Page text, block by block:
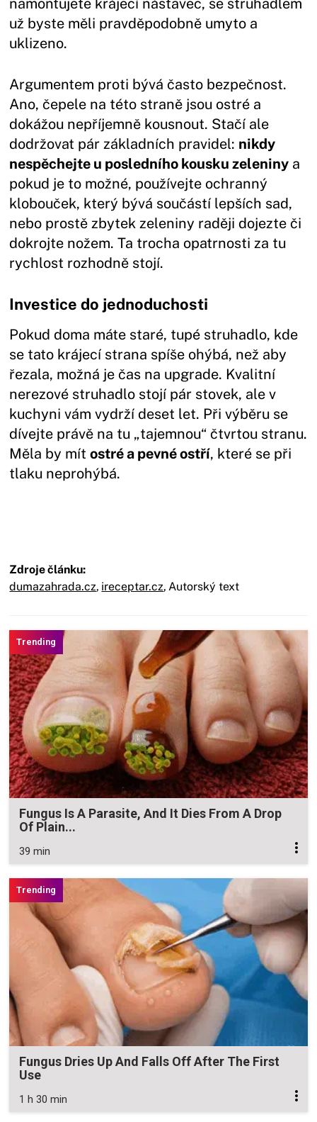
namontujete krájecí nástavec, se struhadlem
už byste měli pravděpodobně umyto a
uklizeno.
Argumentem proti bývá často bezpečnost.
Ano, čepele na této straně jsou ostré a
dokážou nepříjemně kousnout. Stačí ale
dodržovat pár základních pravidel: nikdy
nespěchejte u posledního kousku zeleniny a
pokud je to možné, používejte ochranný
klobouček, který bývá součástí lepších sad,
nebo prostě zbytek zeleniny raději dojezte či
dokrojte nožem. Ta trocha opatrnosti za tu
rychlost rozhodně stojí.
Investice do jednoduchosti
Pokud doma máte staré, tupé struhadlo, kde
se tato krájecí strana spíše ohýbá, než aby
řezala, možná je čas na upgrade. Kvalitní
nerezové struhadlo stojí pár stovek, ale v
kuchyni vám vydrží deset let. Při výběru se
dívejte právě na tu „tajemnou“ čtvrtou stranu.
Měla by mítostré a pevné ostří, které se při
tlaku neprohýbá.
Zdroje článku:
dumazahrada.cz, ireceptar.cz, Autorský text
Fungus Is A Parasite, And It Dies From A Drop
Of Plain...
39 min
Fungus Dries Up And Falls Off After The First
Use
1 h 30 min